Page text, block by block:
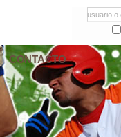
usuario o
CONTACTO